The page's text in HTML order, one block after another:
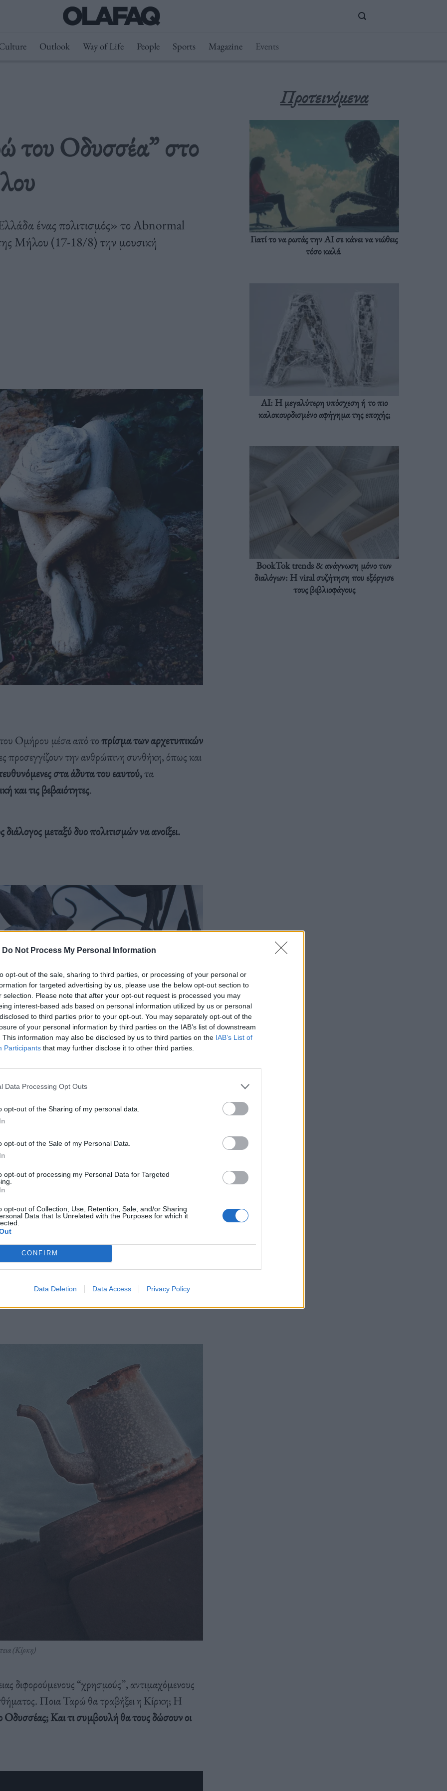
Do Not Process My Personal Information
opt-out of the sale, sharing to third parties, or processing of your personal or
for targeted advertising by us, please use the below opt-out section to
selection. Please note that after your opt-out request is processed you may
interest-based ads based on personal information utilized by us or personal
to third parties prior to your opt-out. You may separately opt-out of the
of your personal information by third parties on the IAB’s list of downstream
This information may also be disclosed by us to third parties on the IAB’s List of
Participants that may further disclose it to other third parties.
Data Processing Opt Outs
opt-out of the Sharing of my personal data.
opt-out of the Sale of my Personal Data.
opt-out of processing my Personal Data for Targeted
opt-out of Collection, Use, Retention, Sale, and/or Sharing
Data that Is Unrelated with the Purposes for which it
CONFIRM
Data Deletion Data Access Privacy Policy
Outlook Way of Life People Sports Magazine Events
του Οδυσσέα” στο
ένας πολιτισμός» το Abnormal
Μήλου (17-18/8) την μουσική
Ομήρου μέσα από τοπρίσμα των αρχετυπικών
προσεγγίζουν την ανθρώπινη συνθήκη, όπως και
στα άδυτα του εαυτού,τα
και τις βεβαιότητες.
μεταξύ δυο πολιτισμών να ανοίξει.
την άλλη ο
αρχαίος ελληνικός στοχασμός με την
με τη συνάντηση των δύο στοιχείω
θεατές-μύστες σε
(Κίρκη)
διφορούμενους “χρησμούς”, αντιμαχόμενους
Ποια Ταρώ θα τραβήξει η Κίρκη; Η
Και τι συμβουλή θα τους δώσουν οι
Προτεινόμενα
Γιατί το να ρωτάς την AI σε κάνει να νιώθεις
τόσο καλά
AI: Η μεγαλύτερη υπόσχεση ή το πιο
καλοκουρδισμένο αφήγημα της εποχής;
BookTok trends & ανάγνωση μόνο των
διαλόγων: Η viral συζήτηση που εξόργισε
τους βιβλιοφάγους